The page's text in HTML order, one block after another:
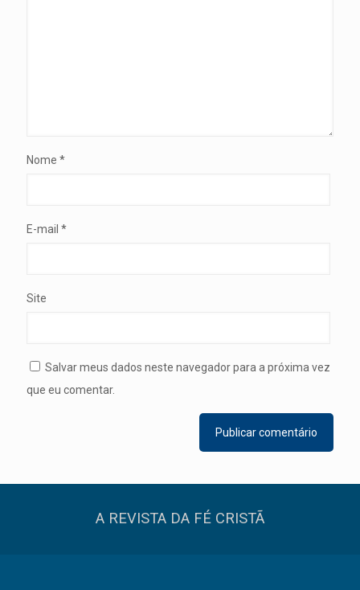
Nome *
E-mail *
Site
Salvar meus dados neste navegador para a próxima vez
que eu comentar.
A REVISTA DA FÉ CRISTÃ